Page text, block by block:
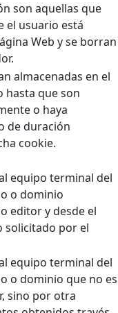
son aquellas que
el usuario está
Web y se borran
almacenadas en el
hasta que son
o haya
de duración
cookie.
equipo terminal del
o dominio
editor y desde el
solicitado por el
equipo terminal del
o dominio que no es
sino por otra